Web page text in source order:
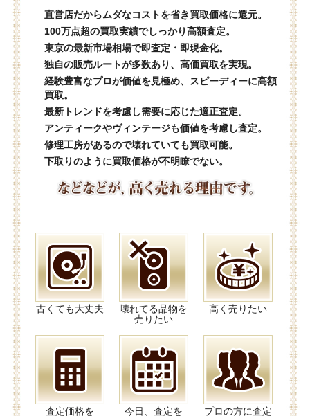
直営店だからムダなコストを省き買取価格に還元。
100万点超の買取実績でしっかり高額査定。
東京の最新市場相場で即査定・即現金化。
独自の販売ルートが多数あり、高価買取を実現。
経験豊富なプロが価値を見極め、スピーディーに高額
買取。
最新トレンドを考慮し需要に応じた適正査定。
アンティークやヴィンテージも価値を考慮し査定。
修理工房があるので壊れていても買取可能。
下取りのように買取価格が不明瞭でない。
古くても大丈夫
壊れてる品物を
売りたい
高く売りたい
査定価格を
今日、査定を
プロの方に査定